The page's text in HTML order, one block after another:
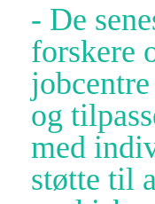
- De
forskere
og
med
støtte til